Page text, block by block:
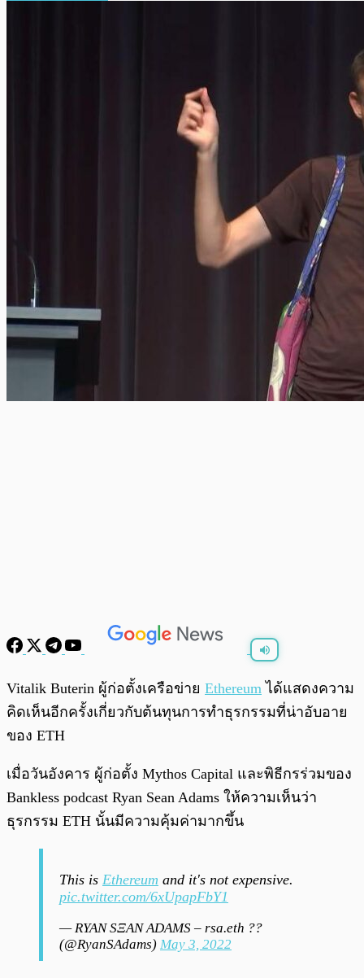
0:00
Vitalik Buterin ผู้ก่อตั้งเครือข่าย Ethereum ได้แสดงความ
คิดเห็นอีกครั้งเกี่ยวกับต้นทุนการทำธุรกรรมที่น่าอับอาย
ของ ETH
เมื่อวันอังคาร ผู้ก่อตั้ง Mythos Capital และพิธีกรร่วมของ
Bankless podcast Ryan Sean Adams ให้ความเห็นว่า
ธุรกรรม ETH นั้นมีความคุ้มค่ามากขึ้น
This is Ethereum and it's not expensive.
pic.twitter.com/6xUpapFbY1
— RYAN SΞAN ADAMS – rsa.eth ??
(@RyanSAdams) May 3, 2022